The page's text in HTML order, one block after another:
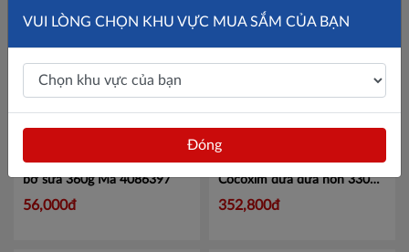
Bánh Solite Cupcake vị kem
bơ sữa 360gMã 4086397
56,000đ
Thùng 24 hộp nước dừa
Cocoxim dừa dứa non 330ml
Mã NDCCDDN330
352,800đ
VUI LÒNG CHỌN KHU VỰC MUA SẮM CỦA BẠN
Đóng